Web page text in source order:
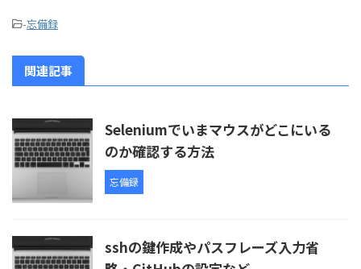
-忘備録
関連記事
Seleniumでいまマウスがどこにいる
のか確認する方法
忘備録
sshの鍵作成やパスフレーズ入力省